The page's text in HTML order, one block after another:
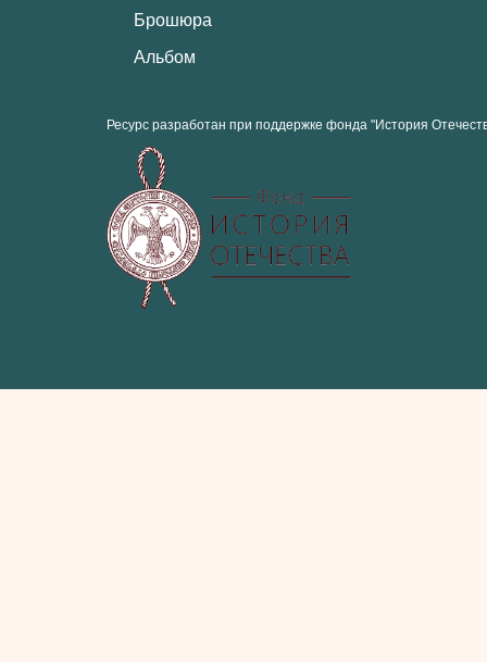
Брошюра
Альбом
Ресурс разработан при поддержке фонда "История